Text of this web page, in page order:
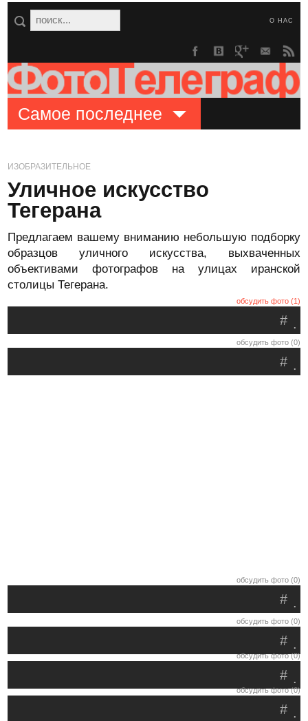
О НАС
Самое последнее
ИЗОБРАЗИТЕЛЬНОЕ
Уличное искусство
Тегерана
Предлагаем вашему вниманию небольшую подборку
образцов уличного искусства, выхваченных
объективами фотографов на улицах иранской
столицы Тегерана.
обсудить фото (1)
.
#
обсудить фото (0)
.
#
обсудить фото (0)
.
#
обсудить фото (0)
.
#
обсудить фото (0)
.
#
обсудить фото (0)
.
#